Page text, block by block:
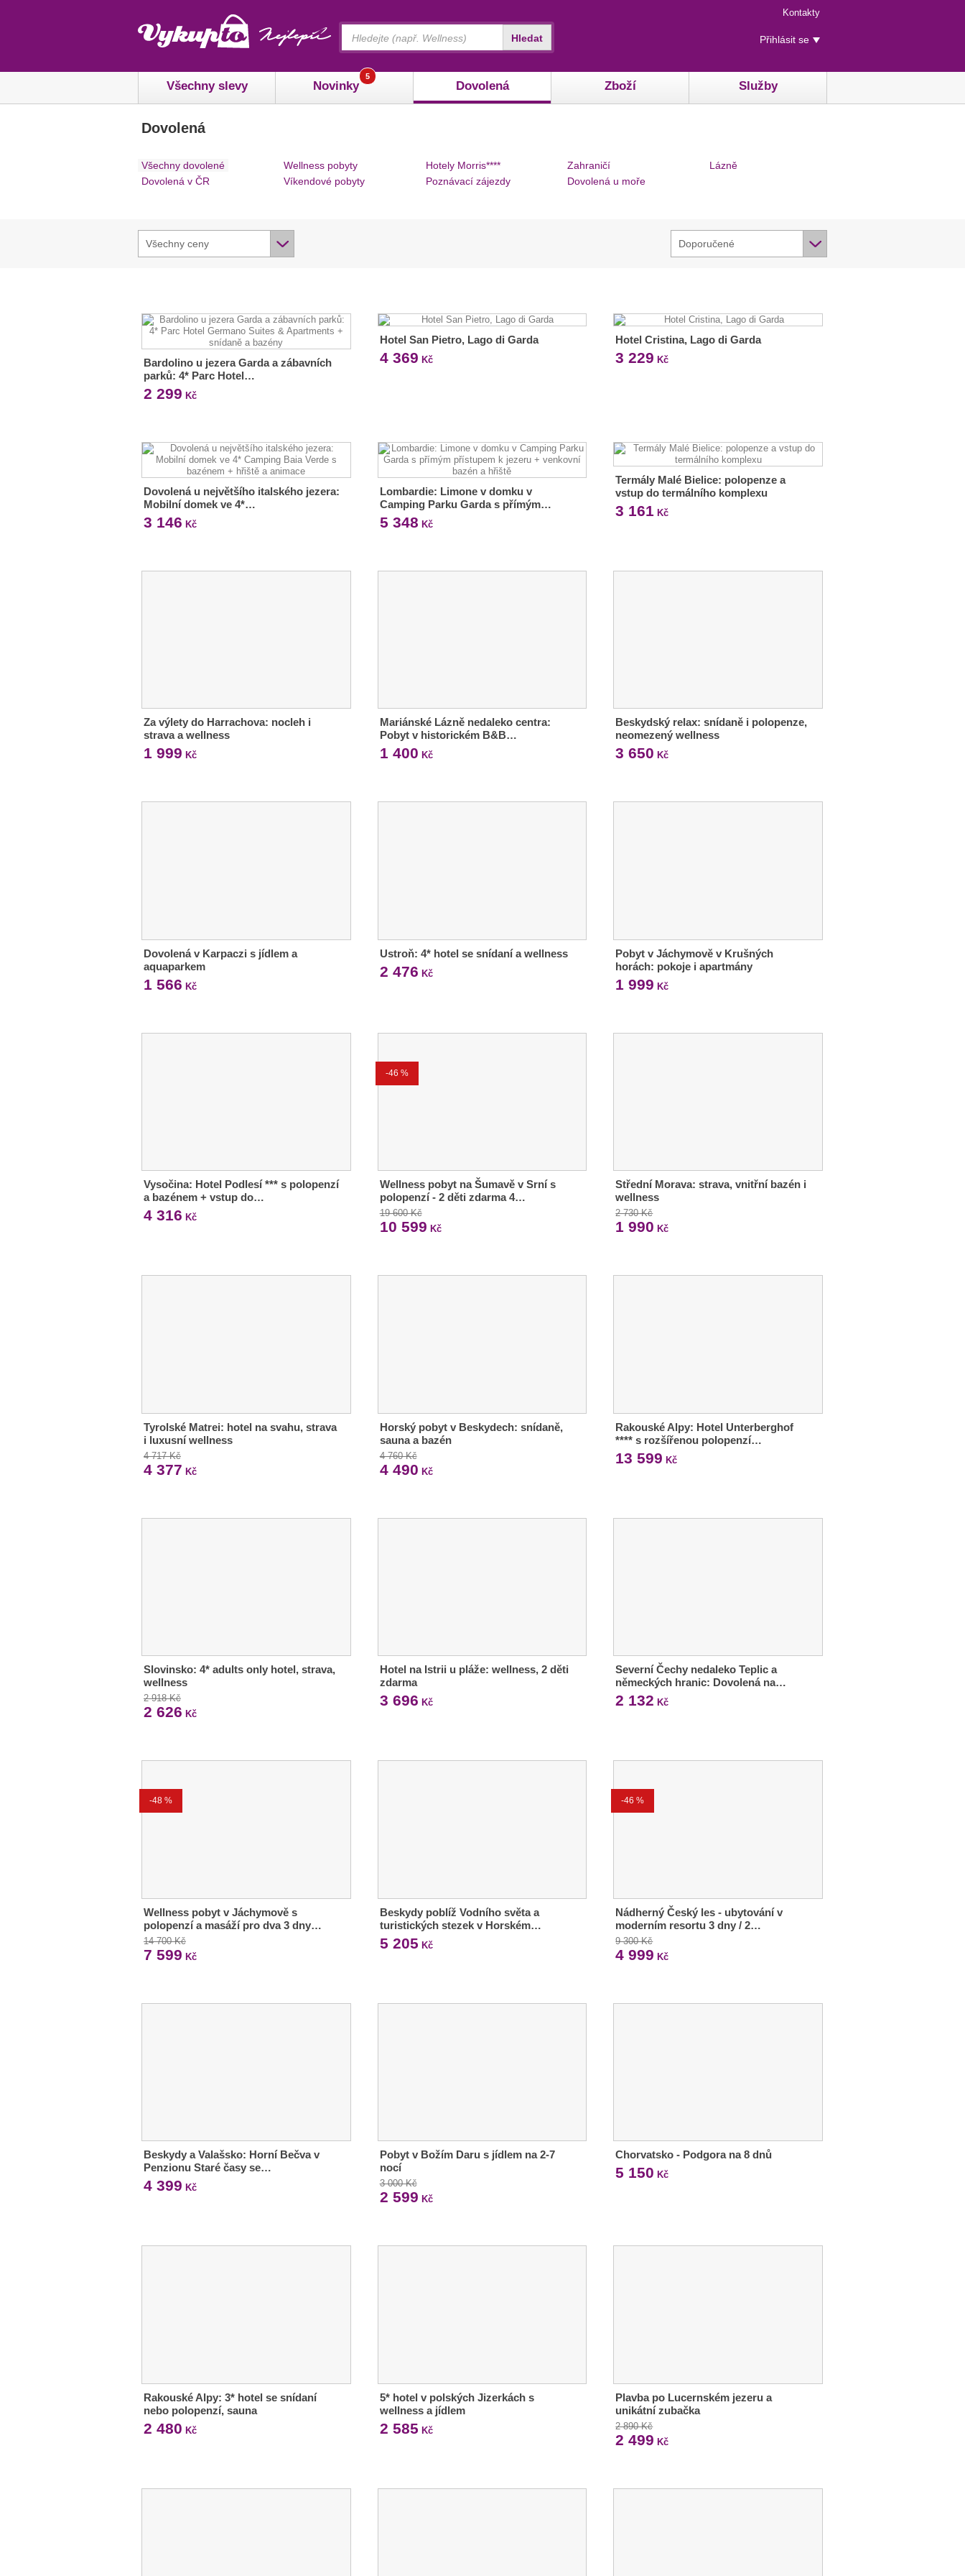
Menu
rychlého
přístupu
Kontakty
Uživatelské
menu
Přihlásit se
Všechny slevy Novinky
5
Dovolená Zboží Služby
Hledat
Dovolená
Všechny dovolené
Dovolená v ČR
Wellness pobyty
Víkendové pobyty
Hotely Morris****
Poznávací zájezdy
Zahraničí
Dovolená u moře
Lázně
Všechny ceny Doporučené
Bardolino u jezera Garda a zábavních
parků: 4* Parc Hotel…
2 299 Kč
Hotel San Pietro, Lago di Garda
4 369 Kč
Hotel Cristina, Lago di Garda
3 229 Kč
Dovolená u největšího italského jezera:
Mobilní domek ve 4*…
3 146 Kč
Lombardie: Limone v domku v
Camping Parku Garda s přímým…
5 348 Kč
Termály Malé Bielice: polopenze a
vstup do termálního komplexu
3 161 Kč
Za výlety do Harrachova: nocleh i
strava a wellness
1 999 Kč
Mariánské Lázně nedaleko centra:
Pobyt v historickém B&B…
1 400 Kč
Beskydský relax: snídaně i polopenze,
neomezený wellness
3 650 Kč
Dovolená v Karpaczi s jídlem a
aquaparkem
1 566 Kč
Ustroň: 4* hotel se snídaní a wellness
2 476 Kč
Pobyt v Jáchymově v Krušných
horách: pokoje i apartmány
1 999 Kč
Vysočina: Hotel Podlesí *** s polopenzí
a bazénem + vstup do…
4 316 Kč
-46 %
Wellness pobyt na Šumavě v Srní s
polopenzí - 2 děti zdarma 4…
19 600 Kč
10 599 Kč
Střední Morava: strava, vnitřní bazén i
wellness
2 730 Kč
1 990 Kč
Tyrolské Matrei: hotel na svahu, strava
i luxusní wellness
4 717 Kč
4 377 Kč
Horský pobyt v Beskydech: snídaně,
sauna a bazén
4 760 Kč
4 490 Kč
Rakouské Alpy: Hotel Unterberghof
**** s rozšířenou polopenzí…
13 599 Kč
Slovinsko: 4* adults only hotel, strava,
wellness
2 918 Kč
2 626 Kč
Hotel na Istrii u pláže: wellness, 2 děti
zdarma
3 696 Kč
Severní Čechy nedaleko Teplic a
německých hranic: Dovolená na…
2 132 Kč
-48 %
Wellness pobyt v Jáchymově s
polopenzí a masáží pro dva 3 dny…
14 700 Kč
7 599 Kč
Beskydy poblíž Vodního světa a
turistických stezek v Horském…
5 205 Kč
-46 %
Nádherný Český les - ubytování v
moderním resortu 3 dny / 2…
9 300 Kč
4 999 Kč
Beskydy a Valašsko: Horní Bečva v
Penzionu Staré časy se…
4 399 Kč
Pobyt v Božím Daru s jídlem na 2-7
nocí
3 000 Kč
2 599 Kč
Chorvatsko - Podgora na 8 dnů
5 150 Kč
Rakouské Alpy: 3* hotel se snídaní
nebo polopenzí, sauna
2 480 Kč
5* hotel v polských Jizerkách s
wellness a jídlem
2 585 Kč
Plavba po Lucernském jezeru a
unikátní zubačka
2 890 Kč
2 499 Kč